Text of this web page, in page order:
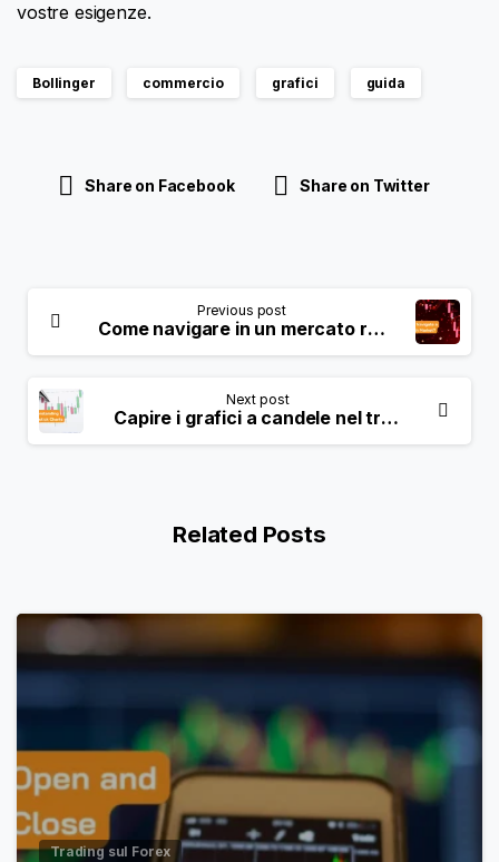
vostre esigenze.
Bollinger commercio grafici guida
Share on Facebook Share on Twitter
Previous post
Come navigare in un mercato ribassista?
Next post
Capire i grafici a candele nel trading: Una guida completa
Related Posts
Trading sul Forex